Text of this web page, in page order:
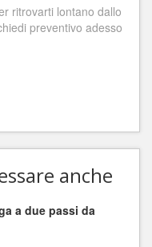
ritrovarti lontano dallo
preventivo adesso
anche
a due passi da